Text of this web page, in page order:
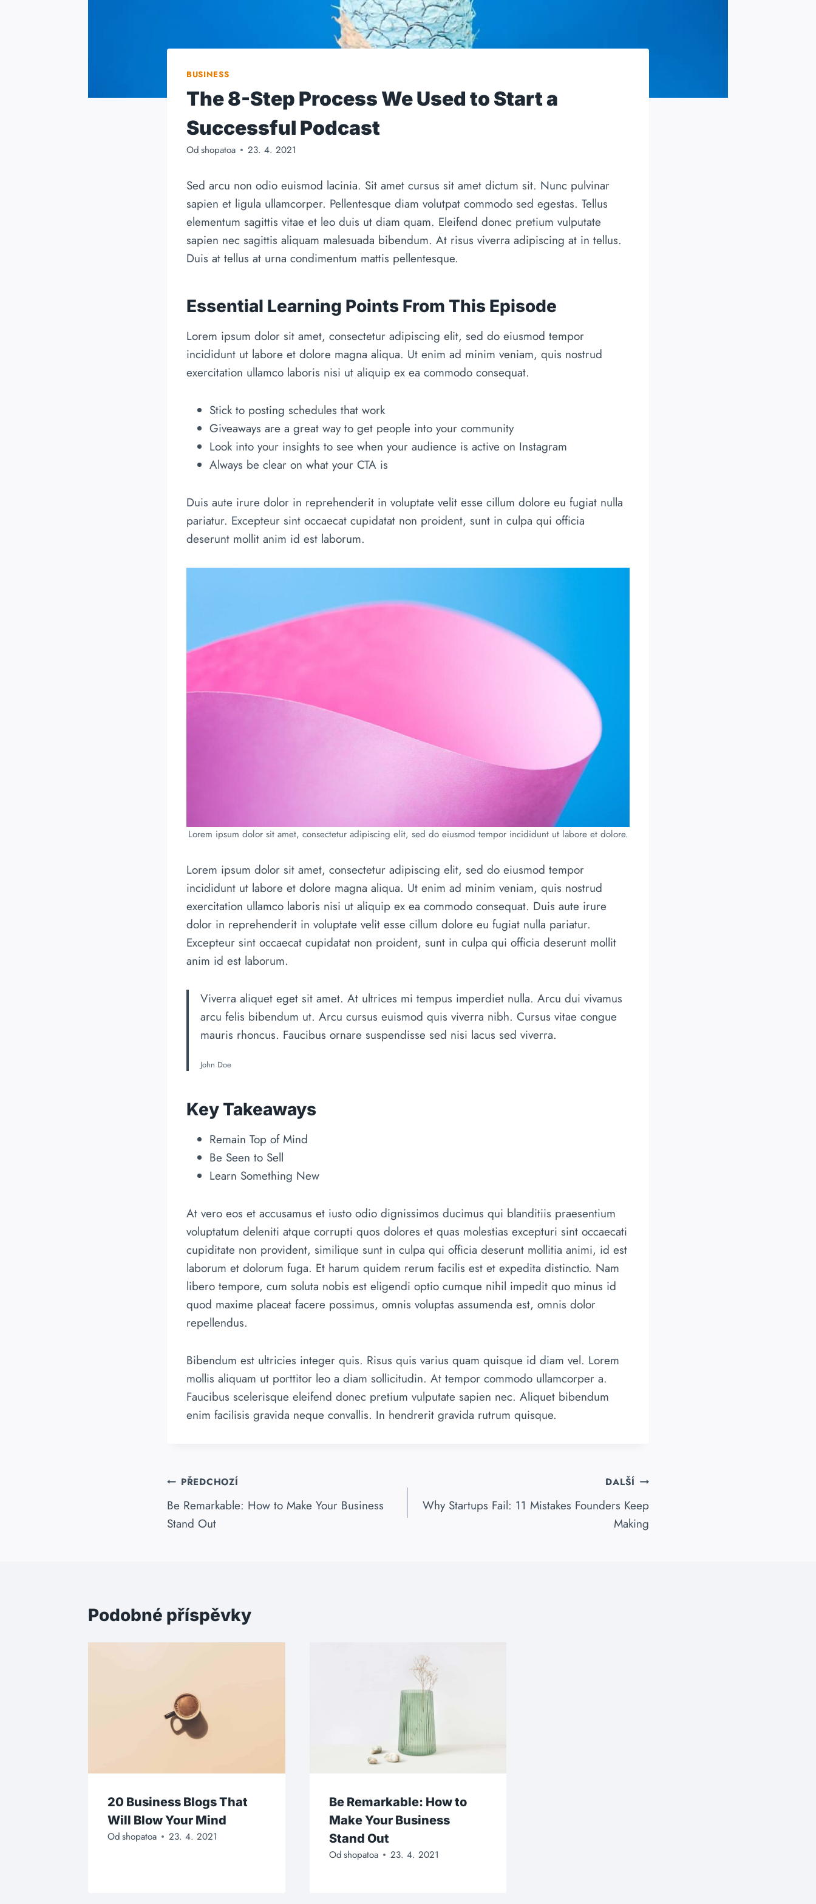
BUSINESS
The 8-Step Process We Used to Start a
Successful Podcast
Odshopatoa 23. 4. 2021
Sed arcu non odio euismod lacinia. Sit amet cursus sit amet dictum sit. Nunc pulvinar
sapien et ligula ullamcorper. Pellentesque diam volutpat commodo sed egestas. Tellus
elementum sagittis vitae et leo duis ut diam quam. Eleifend donec pretium vulputate
sapien nec sagittis aliquam malesuada bibendum. At risus viverra adipiscing at in tellus.
Duis at tellus at urna condimentum mattis pellentesque.
Essential Learning Points From This Episode
Lorem ipsum dolor sit amet, consectetur adipiscing elit, sed do eiusmod tempor
incididunt ut labore et dolore magna aliqua. Ut enim ad minim veniam, quis nostrud
exercitation ullamco laboris nisi ut aliquip ex ea commodo consequat.
Stick to posting schedules that work
Giveaways are a great way to get people into your community
Look into your insights to see when your audience is active on Instagram
Always be clear on what your CTA is
Duis aute irure dolor in reprehenderit in voluptate velit esse cillum dolore eu fugiat nulla
pariatur. Excepteur sint occaecat cupidatat non proident, sunt in culpa qui officia
deserunt mollit anim id est laborum.
Lorem ipsum dolor sit amet, consectetur adipiscing elit, sed do eiusmod tempor incididunt ut labore et dolore.
Lorem ipsum dolor sit amet, consectetur adipiscing elit, sed do eiusmod tempor
incididunt ut labore et dolore magna aliqua. Ut enim ad minim veniam, quis nostrud
exercitation ullamco laboris nisi ut aliquip ex ea commodo consequat. Duis aute irure
dolor in reprehenderit in voluptate velit esse cillum dolore eu fugiat nulla pariatur.
Excepteur sint occaecat cupidatat non proident, sunt in culpa qui officia deserunt mollit
anim id est laborum.
Viverra aliquet eget sit amet. At ultrices mi tempus imperdiet nulla. Arcu dui vivamus
arcu felis bibendum ut. Arcu cursus euismod quis viverra nibh. Cursus vitae congue
mauris rhoncus. Faucibus ornare suspendisse sed nisi lacus sed viverra.
John Doe
Key Takeaways
Remain Top of Mind
Be Seen to Sell
Learn Something New
At vero eos et accusamus et iusto odio dignissimos ducimus qui blanditiis praesentium
voluptatum deleniti atque corrupti quos dolores et quas molestias excepturi sint occaecati
cupiditate non provident, similique sunt in culpa qui officia deserunt mollitia animi, id est
laborum et dolorum fuga. Et harum quidem rerum facilis est et expedita distinctio. Nam
libero tempore, cum soluta nobis est eligendi optio cumque nihil impedit quo minus id
quod maxime placeat facere possimus, omnis voluptas assumenda est, omnis dolor
repellendus.
Bibendum est ultricies integer quis. Risus quis varius quam quisque id diam vel. Lorem
mollis aliquam ut porttitor leo a diam sollicitudin. At tempor commodo ullamcorper a.
Faucibus scelerisque eleifend donec pretium vulputate sapien nec. Aliquet bibendum
enim facilisis gravida neque convallis. In hendrerit gravida rutrum quisque.
Navigace
pro
PŘEDCHOZÍ
Be Remarkable: How to Make Your Business
Stand Out
DALŠÍ
Why Startups Fail: 11 Mistakes Founders Keep
Making
Podobné příspěvky
20 Business Blogs That
Will Blow Your Mind
Odshopatoa 23. 4. 2021
Be Remarkable: How to
Make Your Business
Stand Out
Odshopatoa 23. 4. 2021